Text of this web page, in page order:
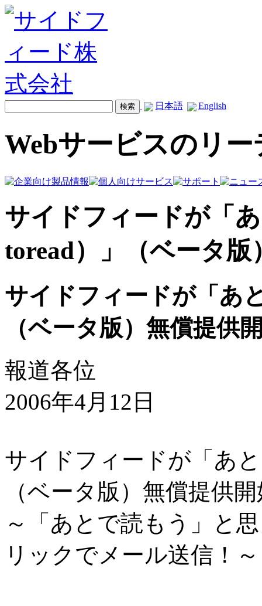
日本語 English
Webサービスのリ
サイドフィードが「
toread）」（ベータ版
サイドフィードが「あ
（ベータ版）無償提供
報道各位
2006年4月12日
サイドフィードが「あ
（ベータ版）無償提供
～「あとで読もう」と
リックでメール送信！～